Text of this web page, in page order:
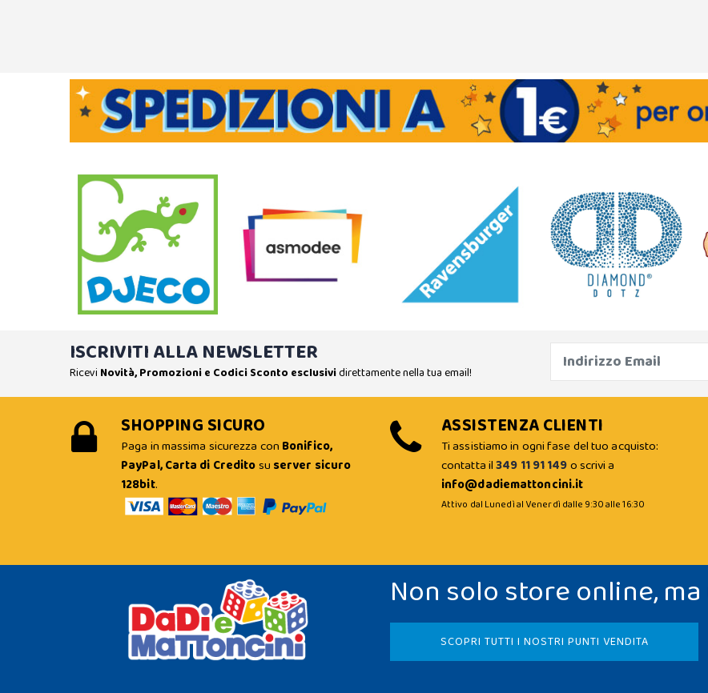
ISCRIVITI ALLA NEWSLETTER
Ricevi Novità, Promozioni e Codici Sconto esclusividirettamente nella tua email!
SHOPPING SICURO
Paga in massima sicurezza con Bonifico,
PayPal, Carta di Creditosu server sicuro
128bit.
ASSISTENZA CLIENTI
Ti assistiamo in ogni fase del tuo acquisto:
contatta il349 11 91 149o scrivi a
info@dadiemattoncini.it
Attivo dal Lunedì al Venerdì dalle 9:30 alle 16:30
Non solo store online, ma
SCOPRI TUTTI I NOSTRI PUNTI VENDITA